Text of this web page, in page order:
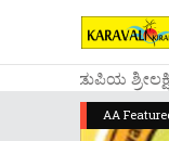
....ಉಡುಪಿಯ
AA